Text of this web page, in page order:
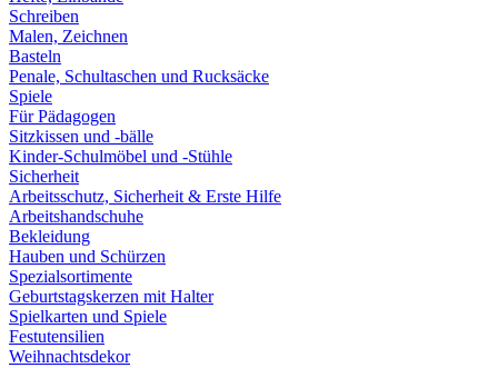
Schreiben
Malen, Zeichnen
Basteln
Penale, Schultaschen und Rucksäcke
Spiele
Für Pädagogen
Sitzkissen und -bälle
Kinder-Schulmöbel und -Stühle
Sicherheit
Arbeitsschutz, Sicherheit & Erste Hilfe
Arbeitshandschuhe
Bekleidung
Hauben und Schürzen
Spezialsortimente
Geburtstagskerzen mit Halter
Spielkarten und Spiele
Festutensilien
Weihnachtsdekor